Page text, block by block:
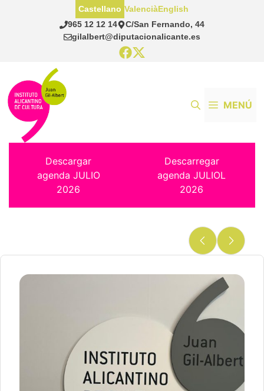
965 12 12 14
C/San Fernando, 44
gilalbert@diputacionalicante.es
Castellano ValenciàEnglish
MENÚ
Descargar
agenda JULIO
2026
Descarregar
agenda JULIOL
2026